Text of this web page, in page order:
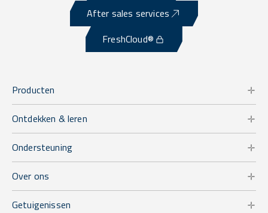
After sales services
FreshCloud®
Producten
Ontdekken & leren
Ondersteuning
Over ons
Getuigenissen